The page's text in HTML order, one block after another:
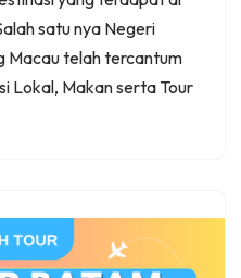
satu nya Negeri
Macau telah tercantum
Lokal, Makan serta Tour